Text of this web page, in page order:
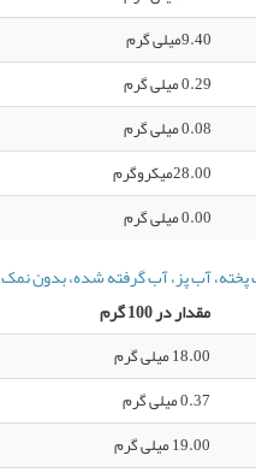
9.40میلی گرم
0.29 میلی گرم
0.08 میلی گرم
28.00میکروگرم
0.00 میلی گرم
آب پز، آب گرفته شده، بدون نمک
مقدار در 100 گرم
18.00 میلی گرم
0.37 میلی گرم
19.00 میلی گرم